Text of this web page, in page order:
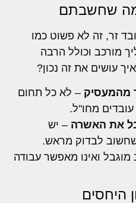
שחשבתם
זר, זה לא פשוט כמו
מורכב וכולל הרבה
עושים את זה נכון?
מהמעסיק – לא כל תחום
מחו"ל.
את האשרה – יש
שחשוב לבדוק מראש.
מוגבל ואינו מאפשר עבודה
היחסים